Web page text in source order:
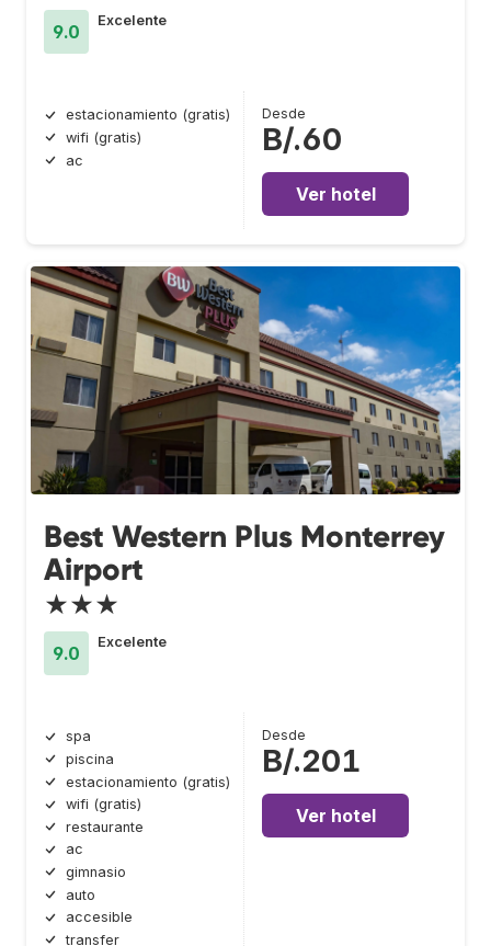
9.0
Excelente
estacionamiento (gratis)
wifi (gratis)
ac
Desde
B/.60
Ver hotel
Best Western Plus Monterrey
Airport
★★★
9.0
Excelente
spa
piscina
estacionamiento (gratis)
wifi (gratis)
restaurante
ac
gimnasio
auto
accesible
transfer
Desde
B/.201
Ver hotel